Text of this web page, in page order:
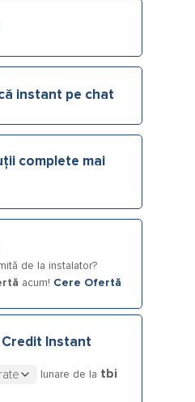
instant pe chat
complete mai
de la instalator?
acum! Cere Ofertă
Credit Instant
lunare de la tbi